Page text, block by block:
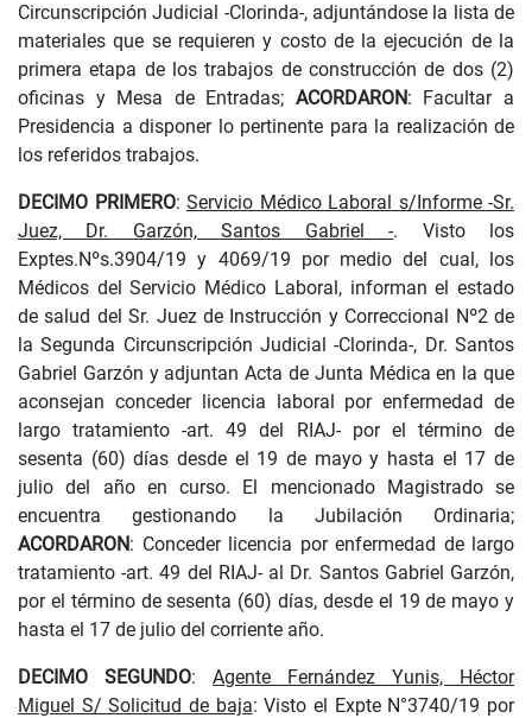
Circunscripción Judicial -Clorinda-, adjuntándose la lista de
materiales que se requieren y costo de la ejecución de la
primera etapa de los trabajos de construcción de dos (2)
oficinas y Mesa de Entradas; ACORDARON: Facultar a
Presidencia a disponer lo pertinente para la realización de
los referidos trabajos.
DECIMO PRIMERO: Servicio Médico Laboral s/Informe -Sr.
Juez, Dr. Garzón, Santos Gabriel -. Visto los
Exptes.Nºs.3904/19 y 4069/19 por medio del cual, los
Médicos del Servicio Médico Laboral, informan el estado
de salud del Sr. Juez de Instrucción y Correccional Nº2 de
la Segunda Circunscripción Judicial -Clorinda-, Dr. Santos
Gabriel Garzón y adjuntan Acta de Junta Médica en la que
aconsejan conceder licencia laboral por enfermedad de
largo tratamiento -art. 49 del RIAJ- por el término de
sesenta (60) días desde el 19 de mayo y hasta el 17 de
julio del año en curso. El mencionado Magistrado se
encuentra gestionando la Jubilación Ordinaria;
ACORDARON: Conceder licencia por enfermedad de largo
tratamiento -art. 49 del RIAJ- al Dr. Santos Gabriel Garzón,
por el término de sesenta (60) días, desde el 19 de mayo y
hasta el 17 de julio del corriente año.
DECIMO SEGUNDO: Agente Fernández Yunis, Héctor
Miguel S/ Solicitud de baja: Visto el Expte N°3740/19 por